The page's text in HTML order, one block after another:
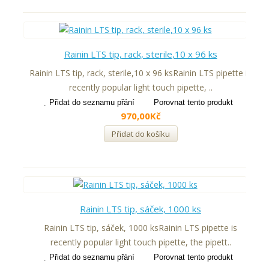
Rainin LTS tip, rack, sterile,10 x 96 ks
Rainin LTS tip, rack, sterile,10 x 96 ksRainin LTS pipette is
recently popular light touch pipette, ..
Přidat do seznamu přání Porovnat tento produkt
970,00Kč
Přidat do košíku
Rainin LTS tip, sáček, 1000 ks
Rainin LTS tip, sáček, 1000 ksRainin LTS pipette is
recently popular light touch pipette, the pipett..
Přidat do seznamu přání Porovnat tento produkt